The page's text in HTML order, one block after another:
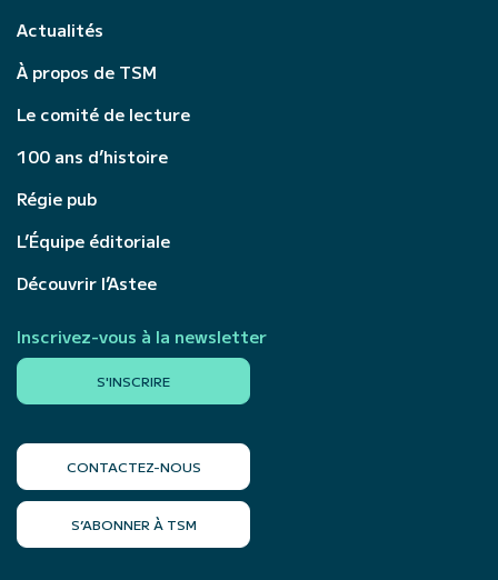
Actualités
À propos de TSM
Le comité de lecture
100 ans d’histoire
Régie pub
L’Équipe éditoriale
Découvrir l’Astee
Inscrivez-vous à la newsletter
S'INSCRIRE
CONTACTEZ-NOUS
S’ABONNER À TSM